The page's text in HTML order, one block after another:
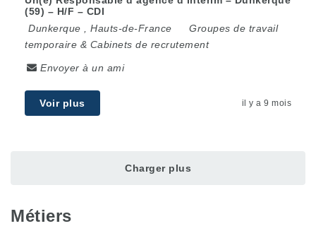
(59) – H/F – CDI
Dunkerque
Hauts-de-France
Groupes de travail
temporaire & Cabinets de recrutement
Envoyer à un ami
Voir plus il y a 9 mois
Charger plus
Métiers